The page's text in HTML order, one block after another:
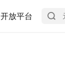
开放平台